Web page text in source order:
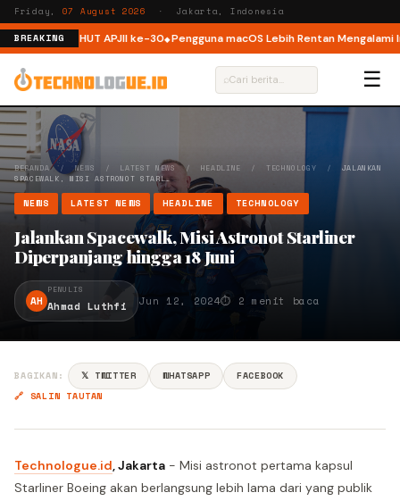
Friday, 07 August 2026 · Jakarta, Indonesia
BREAKING
ISP di HUT APJII ke-30 Pengguna macOS Lebih Rentan Mengalami
⌕ ☰
BERANDA/NEWS / LATEST NEWS / HEADLINE /TECHNOLOGY / JALANKAN
SPACEWALK, MISI ASTRONOT STARL…
NEWS LATEST NEWS HEADLINE TECHNOLOGY
Jalankan Spacewalk, Misi Astronot Starliner
Diperpanjang hingga 18 Juni
AH
PENULIS
Ahmad Luthfi Jun 12, 2024⏱ 2 menit baca
BAGIKAN: 𝕏 TWITTER WHATSAPP
FACEBOOK
🔗 SALIN TAUTAN
Technologue.id, Jakarta - Misi astronot pertama kapsul
Starliner Boeing akan berlangsung lebih lama dari yang publik